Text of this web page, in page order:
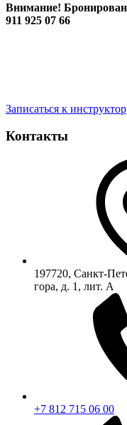
Внимание!
911 925 07 66
Записаться к
Контакты
197720, Санкт-
гора, д. 1, лит. А
+7 812 715 06 00